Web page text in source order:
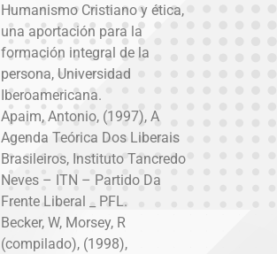
Humanismo Cristiano y ética,
una aportación para la
formación integral de la
persona, Universidad
Iberoamericana.
Apaim, Antonio, (1997), A
Agenda Teórica Dos Liberais
Brasileiros, Instituto Tancredo
Neves – ITN – Partido Da
Frente Liberal _ PFL.
Becker, W, Morsey, R
(compilado), (1998),